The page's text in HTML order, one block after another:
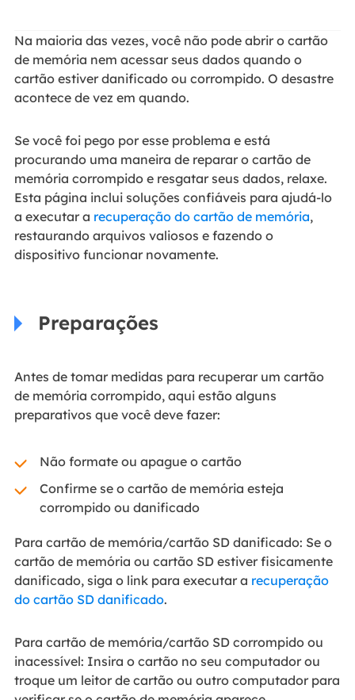
Na maioria das vezes, você não pode abrir o cartão
de memória nem acessar seus dados quando o
cartão estiver danificado ou corrompido. O desastre
acontece de vez em quando.
Se você foi pego por esse problema e está
procurando uma maneira de reparar o cartão de
memória corrompido e resgatar seus dados, relaxe.
Esta página inclui soluções confiáveis para ajudá-lo
a executar a recuperação do cartão de memória,
restaurando arquivos valiosos e fazendo o
dispositivo funcionar novamente.
Preparações
Antes de tomar medidas para recuperar um cartão
de memória corrompido, aqui estão alguns
preparativos que você deve fazer:
Não formate ou apague o cartão
Confirme se o cartão de memória esteja
corrompido ou danificado
Para cartão de memória/cartão SD danificado: Se o
cartão de memória ou cartão SD estiver fisicamente
danificado, siga o link para executar a recuperação
do cartão SD danificado.
Para cartão de memória/cartão SD corrompido ou
inacessível: Insira o cartão no seu computador ou
troque um leitor de cartão ou outro computador para